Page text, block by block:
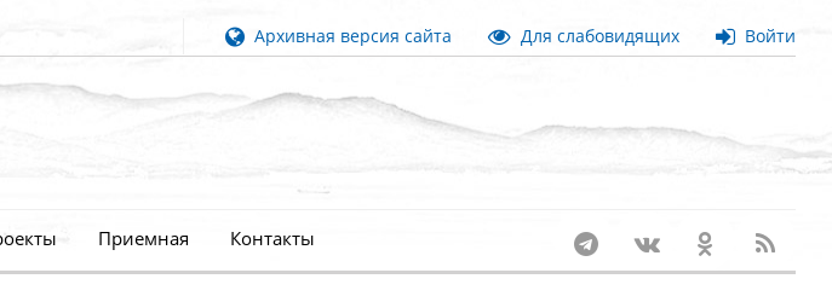
Архивная версия сайта Для слабовидящих Войти
Приемная Контакты